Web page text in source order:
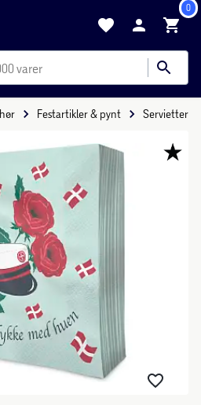
0
varer
Festartikler & pynt Servietter